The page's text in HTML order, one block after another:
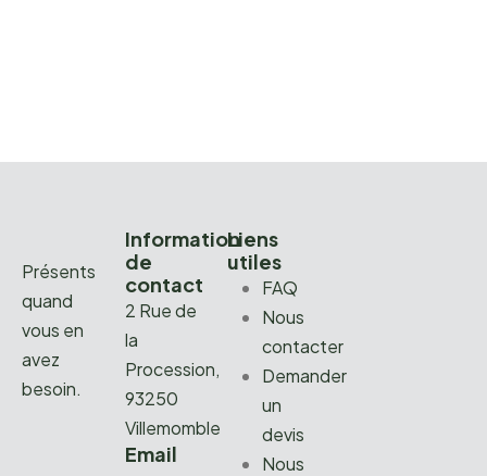
Présents
quand
vous en
avez
besoin.
Information
de
contact
2 Rue de
la
Procession,
93250
Villemomble
Email
Liens
utiles
FAQ
Nous
contacter
Demander
un
devis
Nous